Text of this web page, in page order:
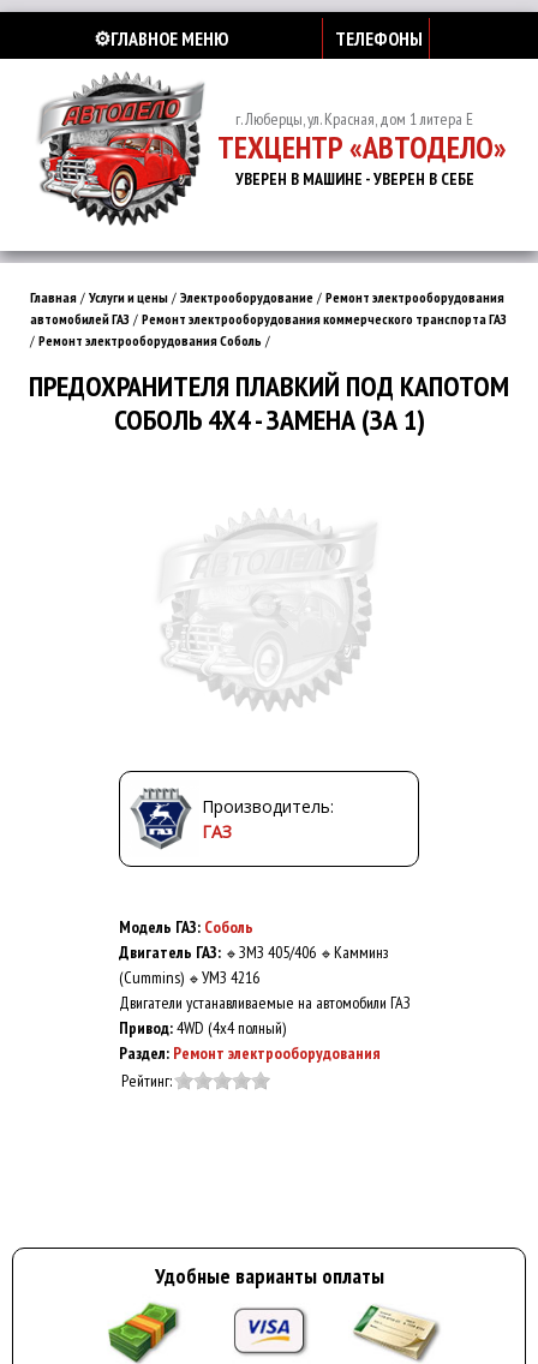
⚙️ГЛАВНОЕ МЕНЮ ТЕЛЕФОНЫ
г. Люберцы, ул. Красная, дом 1 литера Е
ТЕХЦЕНТР «АВТОДЕЛО»
УВЕРЕН В МАШИНЕ - УВЕРЕН В СЕБЕ
Главная / Услуги и цены / Электрооборудование / Ремонт электрооборудования
автомобилей ГАЗ / Ремонт электрооборудования коммерческого транспорта ГАЗ
/ Ремонт электрооборудования Соболь /
ПРЕДОХРАНИТЕЛЯ ПЛАВКИЙ ПОД КАПОТОМ
СОБОЛЬ 4Х4 - ЗАМЕНА (ЗА 1)
Производитель:
ГАЗ
Модель ГАЗ: Соболь
Двигатель ГАЗ: 🔹 ЗМЗ 405/406 🔹 Камминз
(Cummins) 🔹 УМЗ 4216
Двигатели устанавливаемые на автомобили ГАЗ
Привод:4WD (4x4 полный)
Раздел: Ремонт электрооборудования
Рейтинг:
Удобные варианты оплаты